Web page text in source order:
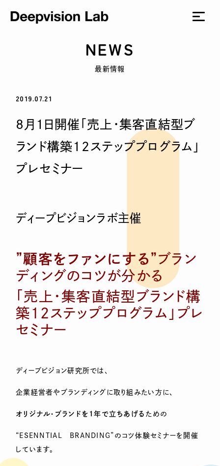
NEWS
最新情報
2019.07.21
8月1日開催「売上・集客直結型ブ
ランド構築12ステッププログラム」
プレセミナー
ディープビジョンラボ主催
”顧客をファンにする”ブラン
ディングのコツが分かる
「売上・集客直結型ブランド構
築12ステッププログラム」プレ
セミナー
ディープビジョン研究所では、
企業経営者やブランディングに取り組みたい方に、
オリジナル・ブランドを1年で立ちあげる ための
“ESENNTIAL BRANDING”のコツ体験セミナーを開催
しています。